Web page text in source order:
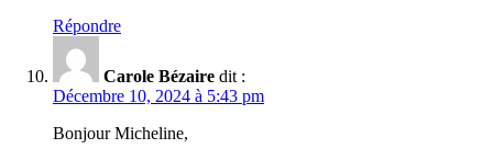
Répondre
Carole Bézaire dit :
Décembre 10, 2024 à 5:43 pm
Bonjour Micheline,